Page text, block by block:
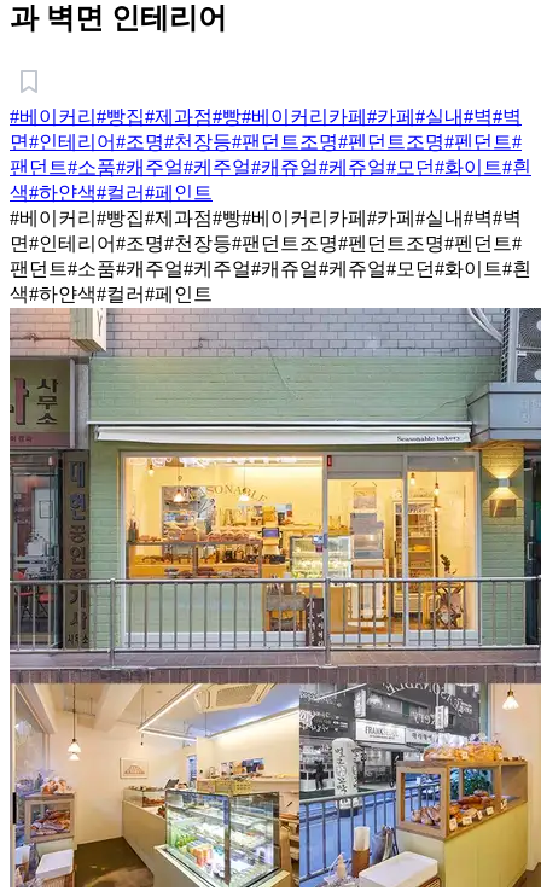
과 벽면 인테리어
#베이커리 #빵집#제과점#빵#베이커리카페 #카페 #실내#벽#벽
면#인테리어#조명#천장등#팬던트조명#펜던트조명#펜던트#
팬던트#소품#캐주얼#케주얼#캐쥬얼#케쥬얼#모던#화이트#흰
색#하얀색#컬러#페인트
#베이커리 #빵집#제과점#빵#베이커리카페 #카페 #실내#벽#벽
면#인테리어#조명#천장등#팬던트조명#펜던트조명#펜던트#
팬던트#소품#캐주얼#케주얼#캐쥬얼#케쥬얼#모던#화이트#흰
색#하얀색#컬러#페인트